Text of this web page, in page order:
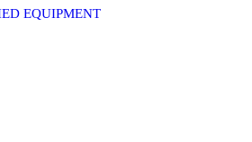
EQUIPMENT